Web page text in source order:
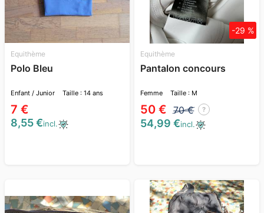
Equithème
Polo Bleu
Enfant / Junior Taille : 14 ans
7 €
8,55 €incl.
Equithème
Pantalon concours
Femme Taille : M
50 € 70 € ?
-29 %
54,99 €incl.